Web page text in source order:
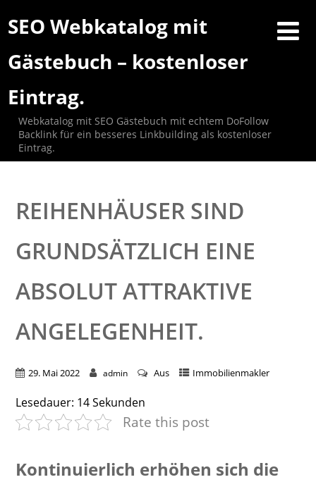
SEO Webkatalog mit
Gästebuch – kostenloser
Eintrag.
Webkatalog mit SEO Gästebuch mit echtem DoFollow
Backlink für ein besseres Linkbuilding als kostenloser
Eintrag.
REIHENHÄUSER SIND
GRUNDSÄTZLICH EINE
ABSOLUT ATTRAKTIVE
ANGELEGENHEIT.
29. Mai 2022 admin Aus Immobilienmakler
Lesedauer: 14Sekunden
Rate this post
Kontinuierlich erhöhen sich die